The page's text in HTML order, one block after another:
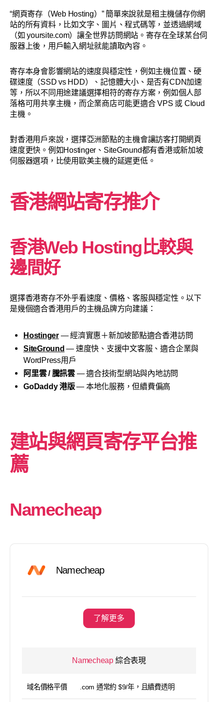
“網頁寄存（Web Hosting）” 簡單來說就是租主機儲存你網
站的所有資料，比如文字、圖片、程式碼等，並透過網域
（如 yoursite.com）讓全世界訪問網站。寄存在全球某台伺
服器上後，用戶輸入網址就能讀取內容。
寄存本身會影響網站的速度與穩定性，例如主機位置、硬
碟速度（SSD vs HDD）、記憶體大小、是否有CDN加速
等，所以不同用途建議選擇相符的寄存方案，例如個人部
落格可用共享主機，而企業商店可能更適合 VPS 或 Cloud
主機。
對香港用戶來說，選擇亞洲節點的主機會讓訪客打開網頁
速度更快。例如Hostinger、SiteGround都有香港或新加坡
伺服器選項，比使用歐美主機的延遲更低。
香港網站寄存推介
香港Web Hosting比較與
邊間好
選擇香港寄存不外乎看速度、價格、客服與穩定性。以下
是幾個適合香港用戶的主機品牌方向建議：
Hostinger— 經濟實惠＋新加坡節點適合香港訪問
SiteGround — 速度快、支援中文客服、適合企業與
WordPress用戶
阿里雲 / 騰訊雲— 適合技術型網站與內地訪問
GoDaddy 港版— 本地化服務，但續費偏高
建站與網頁寄存平台推
薦
Namecheap
Namecheap
了解更多
Namecheap 綜合表現
域名價格平價 .com 通常約 $9/年，且續費透明